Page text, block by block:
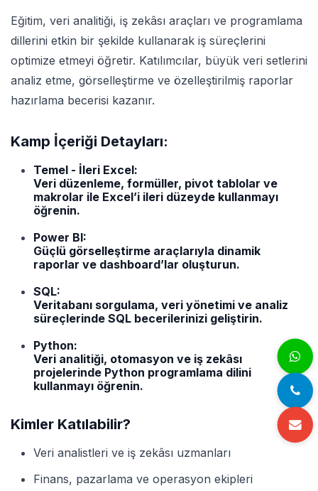
Eğitim, veri analitiği, iş zekâsı araçları ve programlama
dillerini etkin bir şekilde kullanarak iş süreçlerini
optimize etmeyi öğretir. Katılımcılar, büyük veri setlerini
analiz etme, görselleştirme ve özelleştirilmiş raporlar
hazırlama becerisi kazanır.
Kamp İçeriği Detayları:
Temel - İleri Excel:
Veri düzenleme, formüller, pivot tablolar ve
makrolar ile Excel’i ileri düzeyde kullanmayı
öğrenin.
Power BI:
Güçlü görselleştirme araçlarıyla dinamik
raporlar ve dashboard’lar oluşturun.
SQL:
Veritabanı sorgulama, veri yönetimi ve analiz
süreçlerinde SQL becerilerinizi geliştirin.
Python:
Veri analitiği, otomasyon ve iş zekâsı
projelerinde Python programlama dilini
kullanmayı öğrenin.
Kimler Katılabilir?
Veri analistleri ve iş zekâsı uzmanları
Finans, pazarlama ve operasyon ekipleri